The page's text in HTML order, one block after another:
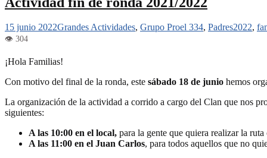
15 junio 2022Grandes Actividades, Grupo Proel 334, Padres2022,
¡Hola Familias!
Con motivo del final de la ronda, este sábado 18 de junio hemos
La organización de la actividad a corrido a cargo del Clan que nos
siguientes:
A las 10:00 en el local, para la gente que quiera realizar la
A las 11:00 en el Juan Carlos, para todos aquellos que no